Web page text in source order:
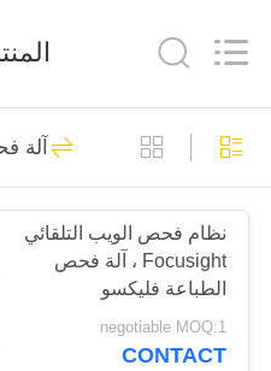
مسكن
منتجات
معلومات
Co.,Ltd.
آلة فحص
آلة
نظام فحص الويب التلقائي
Focusight ، آلة فحص
الطباعة فليكسو
negotiable MOQ:1
CONTACT